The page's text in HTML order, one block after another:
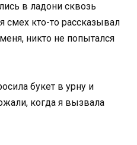
в ладони сквозь
смех кто-то рассказывал
никто не попытался
букет в урну и
когда я вызвала